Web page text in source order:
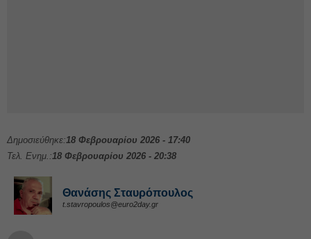
Δημοσιεύθηκε:18 Φεβρουαρίου 2026 - 17:40
Τελ. Ενημ.:18 Φεβρουαρίου 2026 - 20:38
Θανάσης Σταυρόπουλος
t.stavropoulos@euro2day.gr